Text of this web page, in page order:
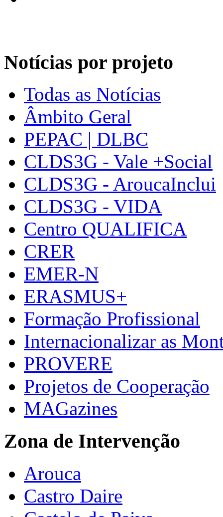
Notícias por projeto
Todas as Notícias
Âmbito Geral
PEPAC | DLBC
CLDS3G - Vale +Social
CLDS3G - AroucaInclui
CLDS3G - VIDA
Centro QUALIFICA
CRER
EMER-N
ERASMUS+
Formação Profissional
Internacionalizar as
PROVERE
Projetos de Cooperação
MAGazines
Zona de Intervenção
Arouca
Castro Daire